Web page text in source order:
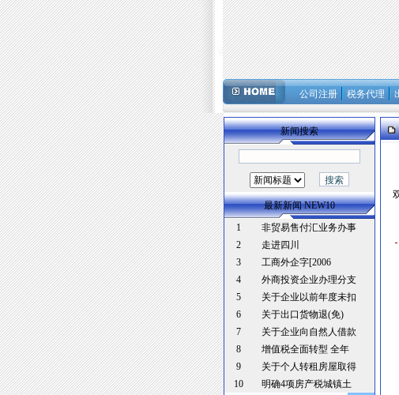
公司注册 税务代理
新闻搜索
最新新闻 NEW10
1
非贸易售付汇业务办事
2
走进四川
3
工商外企字[2006
4
外商投资企业办理分支
5
关于企业以前年度未扣
6
关于出口货物退(免)
7
关于企业向自然人借款
8
增值税全面转型 全年
9
关于个人转租房屋取得
10
明确4项房产税城镇土